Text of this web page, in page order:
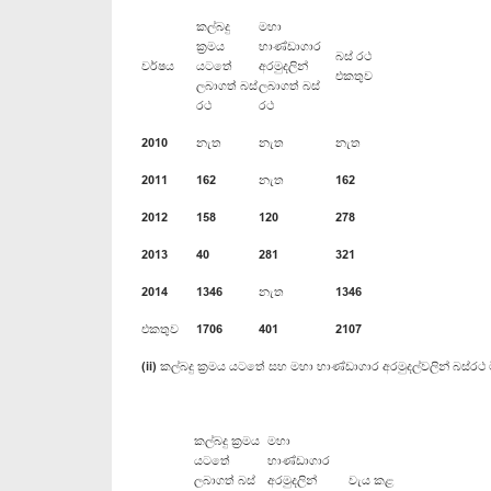
වර්ෂය
කල්බදු
ක්‍රමය
යටතේ
ලබාගත් බස්
රථ
මහා
භාණ්ඩාගාර
අරමුදලින්
ලබාගත් බස්
රථ
බස් රථ
එකතුව
2010 නැත නැත නැත
2011 162 නැත 162
2012 158 120 278
2013 40 281 321
2014 1346 නැත 1346
එකතුව 1706 401 2107
(ii) කල්බදු ක්‍රමය යටතේ සහ මහා භාණ්ඩාගාර අරමුදල්වලින්
කල්බදු ක්‍රමය
යටතේ
ලබාගත් බස්
මහා
භාණ්ඩාගාර
අරමුදලින්
වැය කළ